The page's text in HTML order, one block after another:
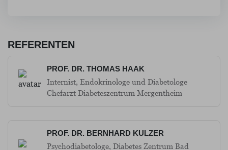
REFERENTEN
PROF. DR. THOMAS HAAK
Internist, Endokrinologe und Diabetologe
Chefarzt Diabeteszentrum Mergentheim
PROF. DR. BERNHARD KULZER
Psychodiabetologe, Diabetes Zentrum Bad